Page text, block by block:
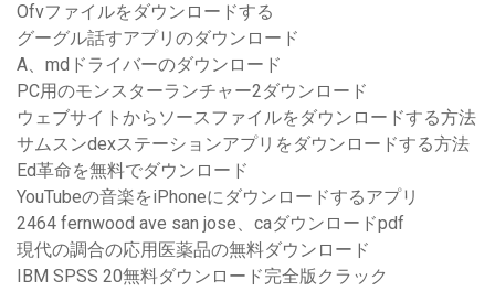
Ofvファイルをダウンロードする
グーグル話すアプリのダウンロード
A、mdドライバーのダウンロード
PC用のモンスターランチャー2ダウンロード
ウェブサイトからソースファイルをダウンロードする方法
サムスンdexステーションアプリをダウンロードする方法
Ed革命を無料でダウンロード
YouTubeの音楽をiPhoneにダウンロードするアプリ
2464 fernwood ave san jose、caダウンロードpdf
現代の調合の応用医薬品の無料ダウンロード
IBM SPSS 20無料ダウンロード完全版クラック